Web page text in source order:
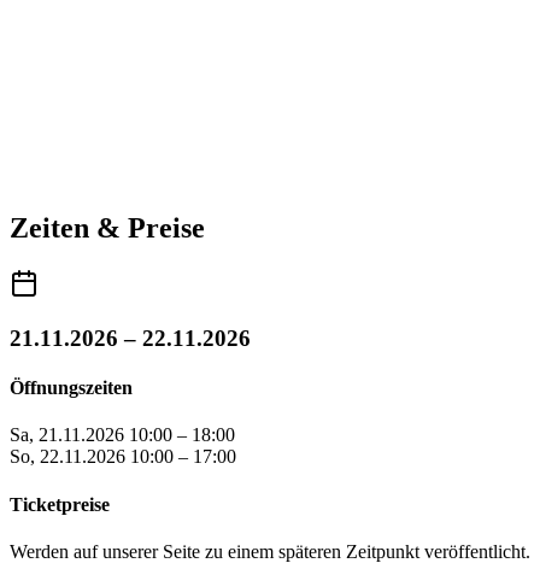
Zeiten & Preise
21.11.2026 – 22.11.2026
Öffnungszeiten
Sa, 21.11.2026 10:00 – 18:00
So, 22.11.2026 10:00 – 17:00
Ticketpreise
Werden auf unserer Seite zu einem späteren Zeitpunkt veröffentlicht.